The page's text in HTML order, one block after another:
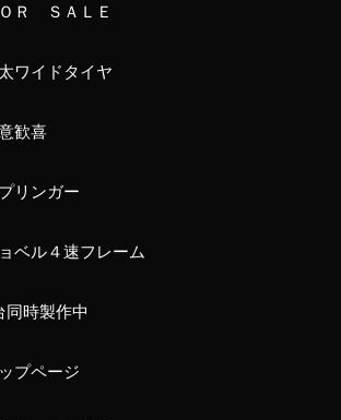
Ｒ ＳＡＬＥ
ワイドタイヤ
歓喜
リンガー
ベル４速フレーム
同時製作中
プページ